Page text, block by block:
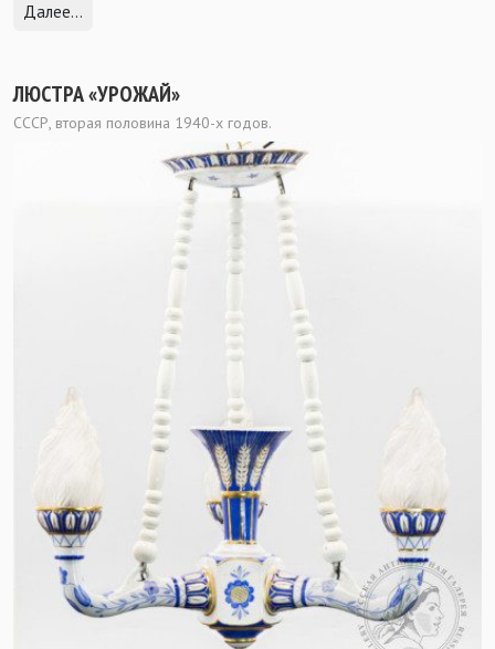
Далее...
ЛЮСТРА «УРОЖАЙ»
СССР, вторая половина 1940-х годов.